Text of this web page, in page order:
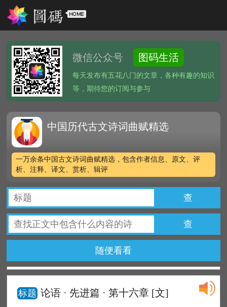
微信公众号 图码生活
每天发布有五花八门的文章，各种有趣的知识
等，期待您的订阅与参与
中国历代古文诗词曲赋精选
一万余条中国古文诗词曲赋精选，包含作者信息、原文、评
析、注释、译文、赏析、辑评
查
查
随便看看
标题 论语 · 先进篇 · 第十六章 [文]